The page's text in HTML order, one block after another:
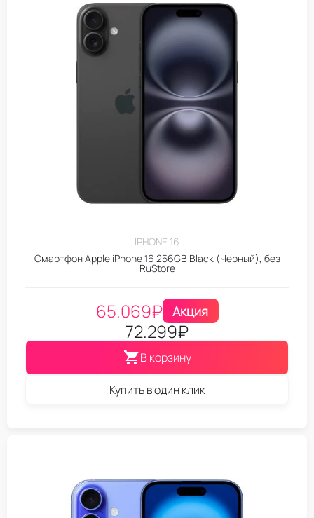
IPHONE 16
Смартфон Apple iPhone 16 256GB Black (Черный), без
RuStore
65.069₽ Акция
72.299₽
В корзину
Купить в один клик